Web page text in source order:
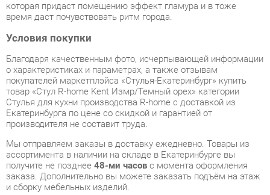
Благодаря качественным фото, исчерпывающей информации
о характеристиках и параметрах, а также отзывам
покупателей маркетплэйса «Стулья-Екатеринбург» купить
товар «Стул R-home Kent Измр/Темный орех» категории
Стулья для кухни производства R-home с доставкой из
Екатеринбурга по цене со скидкой и гарантией от
производителя не составит труда.
Мы отправляем заказы в доставку ежедневно. Товары из
ассортимента в наличии на складе в Екатеринбурге вы
получите не позднее48-ми часовс момента оформления
заказа. Дополнительно вы можете заказать подъём на этаж
Срок доставки в другие регионы, и для товаров, находящихся
на складах производителей, рассчитывается индивидуально.
Уточнить наличие, срок и стоимость доставки вы можете
через формуобратной связи.